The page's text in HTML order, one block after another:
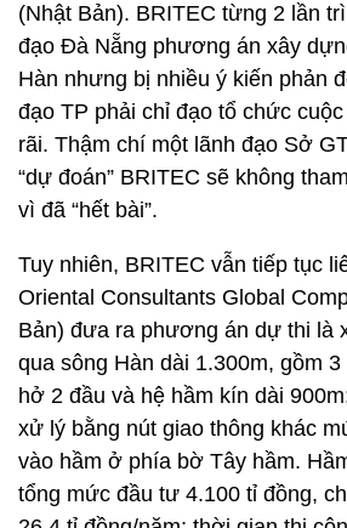
(Nhật Bản). BRITEC từng 2 lần
đạo Đà Nẵng phương án xây
Hàn nhưng bị nhiều ý kiến phản
đạo TP phải chỉ đạo tổ chức
rãi. Thậm chí một lãnh đạo Sở
“dự đoán” BRITEC sẽ không
vì đã “hết bài”.
Tuy nhiên, BRITEC vẫn tiếp tục
Oriental Consultants Global
Bản) đưa ra phương án dự thi là
qua sông Hàn dài 1.300m, gồm
hở 2 đầu và hệ hầm kín dài
xử lý bằng nút giao thông khác
vào hầm ở phía bờ Tây hầm.
tổng mức đầu tư 4.100 tỉ đồng,